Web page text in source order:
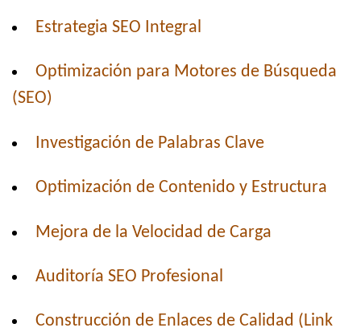
Estrategia SEO Integral
Optimización para Motores de Búsqueda
(SEO)
Investigación de Palabras Clave
Optimización de Contenido y Estructura
Mejora de la Velocidad de Carga
Auditoría SEO Profesional
Construcción de Enlaces de Calidad (Link